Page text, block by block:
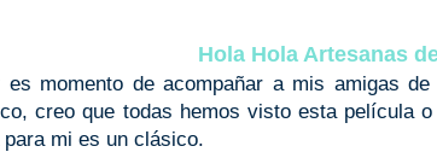
Hola Hola Artesanas
momento de acompañar a mis amigas de
creo que todas hemos visto esta película
mi es un clásico.